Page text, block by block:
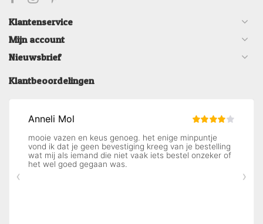
Klantenservice
Mijn account
Nieuwsbrief
Klantbeoordelingen